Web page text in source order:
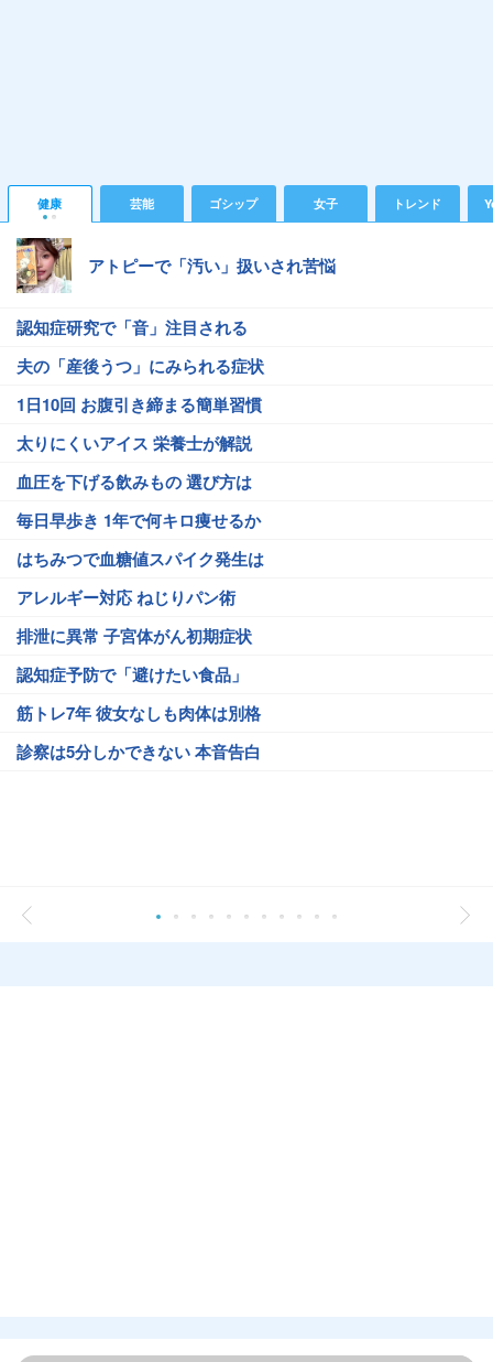
健康 芸能 ゴシップ 女子 トレンド
アトピーで「汚い」扱いされ苦悩
認知症研究で「音」注目される
夫の「産後うつ」にみられる症状
1日10回 お腹引き締まる簡単習慣
太りにくいアイス 栄養士が解説
血圧を下げる飲みもの 選び方は
毎日早歩き 1年で何キロ痩せるか
はちみつで血糖値スパイク発生は
アレルギー対応 ねじりパン術
排泄に異常 子宮体がん初期症状
認知症予防で「避けたい食品」
筋トレ7年 彼女なしも肉体は別格
診察は5分しかできない 本音告白